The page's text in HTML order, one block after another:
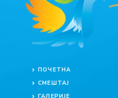
ПОЧЕТНА
СМЕШТАЈ
ГАЛЕРИЈЕ